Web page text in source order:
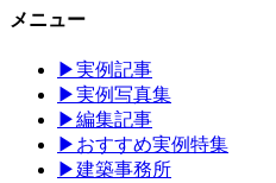
メニュー
▶実例記事
▶実例写真集
▶編集記事
▶ おすすめ実例特集
▶建築事務所